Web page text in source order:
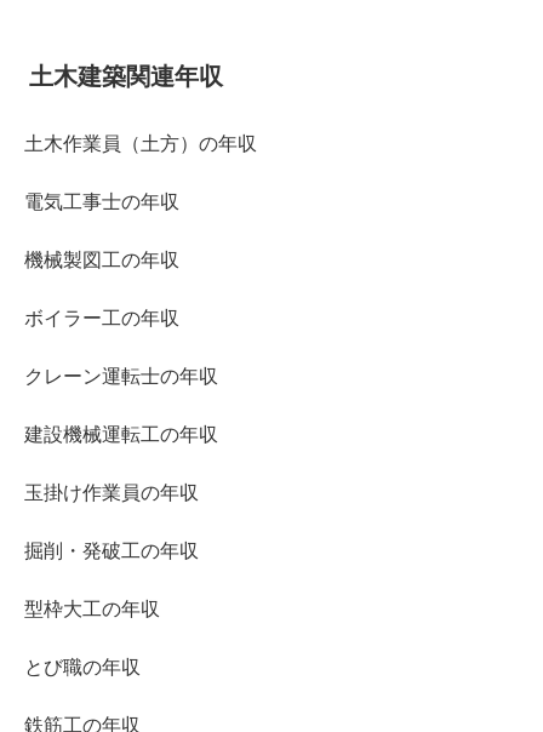
土木建築関連年収
土木作業員（土方）の年収
電気工事士の年収
機械製図工の年収
ボイラー工の年収
クレーン運転士の年収
建設機械運転工の年収
玉掛け作業員の年収
掘削・発破工の年収
型枠大工の年収
とび職の年収
鉄筋工の年収